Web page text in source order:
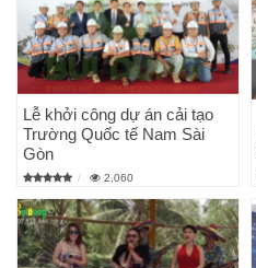
Lễ khởi công dự án cải tạo
Trường Quốc tế Nam Sài
Gòn
2,060